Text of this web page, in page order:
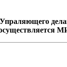
Упраляющего